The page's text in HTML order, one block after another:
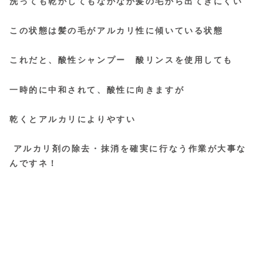
この状態は髪の毛がアルカリ性に傾いている状態
これだと、酸性シャンプー 酸リンスを使用しても
一時的に中和されて、酸性に向きますが
乾くとアルカリによりやすい
アルカリ剤の除去・抹消を確実に行なう作業が大事な
んですネ！